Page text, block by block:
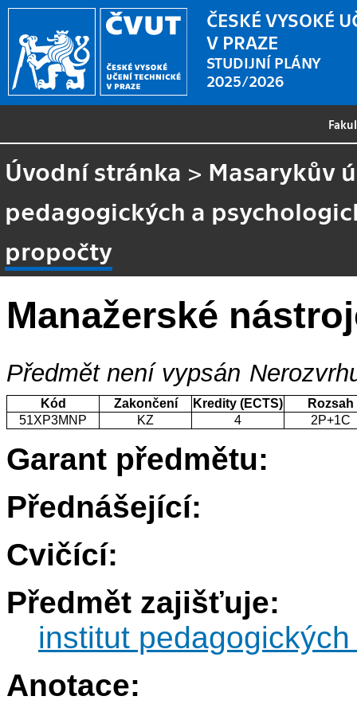
ČESKÉ VYSOKÉ
V PRAZE
STUDIJNÍ PLÁNY
2025/2026
Úvodní stránka > Masarykův
pedagogických a
propočty
Manažerské
Předmět není vypsán
Kód Zakončení Kredity (ECTS)
Rozsah
51XP3MNP
KZ 4 2P+1C
Garant předmětu:
Přednášející:
Cvičící:
Předmět zajišťuje:
institut
Anotace: